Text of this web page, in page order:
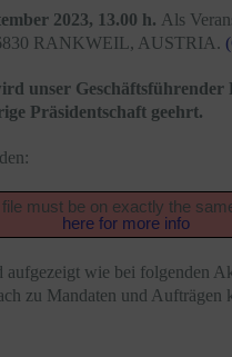
2023, 13.00 h. Als
RANKWEIL, AUSTRIA.
unser Geschäftsführender
Präsidentschaft geehrt.
must be on exactly the
here for more info
wie bei folgenden
zu Mandaten und Aufträgen